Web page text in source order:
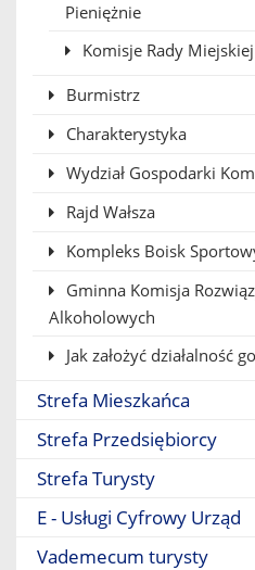
Pieniężnie
Komisje Rady
Burmistrz
Charakterystyka
Wydział Gospodarki
Rajd Wałsza
Kompleks Boisk
Gminna Komisja
Alkoholowych
Jak założyć działalność
Strefa Mieszkańca
Strefa Przedsiębiorcy
Strefa Turysty
E - Usługi Cyfrowy Urząd
Vademecum turysty